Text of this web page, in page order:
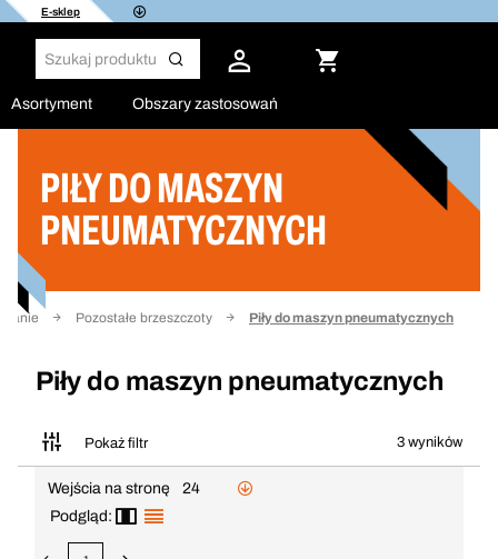
E-sklep
Asortyment Obszary zastosowań
PIŁY DO MASZYN
PNEUMATYCZNYCH
Pozostałe brzeszczoty Piły do maszyn pneumatycznych
Piły do maszyn pneumatycznych
Pokaż filtr 3 wyników
Filtruj
Wejścia na stronę
24
Podgląd: